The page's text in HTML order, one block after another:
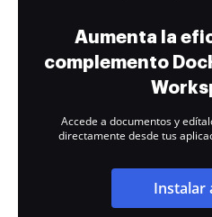
Aumenta la
complemento
Accede a documentos y
directamente desde tus
Instalar